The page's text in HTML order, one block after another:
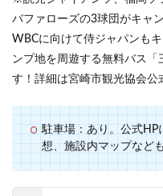
バファローズの3球団がキャ
WBCに向けて侍ジャパンも
ンプ地を周遊する無料バス
す！詳細は宮崎市観光協会公
駐車場：あり。公式HP
想、施設内マップなど